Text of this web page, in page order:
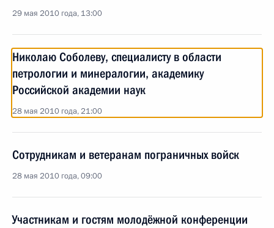
29 мая 2010 года, 13:00
Николаю Соболеву, специалисту в области
петрологии и минералогии, академику
Российской академии наук
28 мая 2010 года, 21:00
Сотрудникам и ветеранам пограничных войск
28 мая 2010 года, 09:00
Участникам и гостям молодёжной конференции